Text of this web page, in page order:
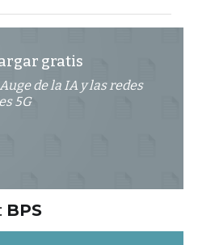
gratis
de la IA y las redes
5G
BPS